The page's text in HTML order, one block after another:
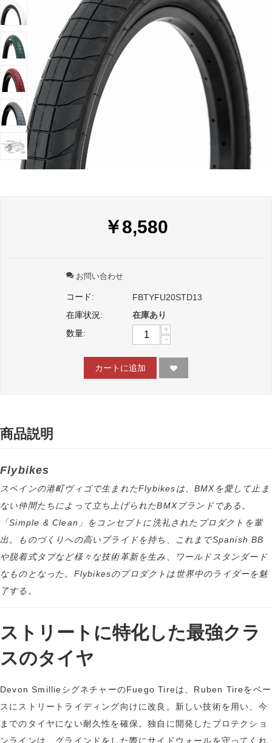
￥8,580
お問い合わせ
コード:
FBTYFU20STD13
在庫状況:
在庫あり
数量:
+
−
カートに追加
商品説明
Flybikes
スペインの港町ヴィゴで生まれたFlybikesは、BMXを愛して止ま
ない仲間たちによって立ち上げられたBMXブランドである。
「Simple & Clean」をコンセプトに洗礼されたプロダクトを輩
出。ものづくりへの高いプライドを持ち、これまでSpanish BB
や脱着式タブなど様々な技術革新を生み、ワールドスタンダード
なものとなった。Flybikesのプロダクトは世界中のライダーを魅
了する。
ストリートに特化した最強クラ
スのタイヤ
Devon SmillieシグネチャーのFuego Tireは、Ruben Tireをベー
スにストリートライディング向けに改良。新しい技術を用い、今
までのタイヤにない耐久性を確保。独自に開発したプロテクショ
ンラインは、グラインドをした際にサイドウォールを守ってくれ